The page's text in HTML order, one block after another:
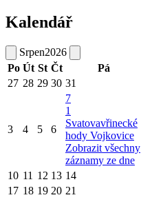
Kalendář
Srpen2026
Po Út St Čt Pá
27 28 29 30 31
3 4 5 6
7
1
Svatovavřinecké
hody Vojkovice
Zobrazit všechny
záznamy ze dne
10 11 12 13 14
17 18 19 20 21